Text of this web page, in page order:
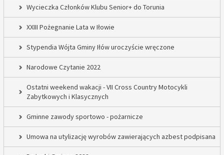
Wycieczka Członków Klubu Senior+ do Torunia
XXIII Pożegnanie Lata w Iłowie
Stypendia Wójta Gminy Iłów uroczyście wręczone
Narodowe Czytanie 2022
Ostatni weekend wakacji - VII Cross Country Motocykli
Zabytkowych i Klasycznych
Gminne zawody sportowo - pożarnicze
Umowa na utylizację wyrobów zawierających azbest podpisana